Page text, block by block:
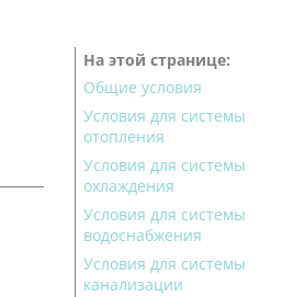
На этой странице
Общие условия
Условия для системы
отопления
Условия для системы
охлаждения
Условия для системы
водоснабжения
Условия для системы
канализации